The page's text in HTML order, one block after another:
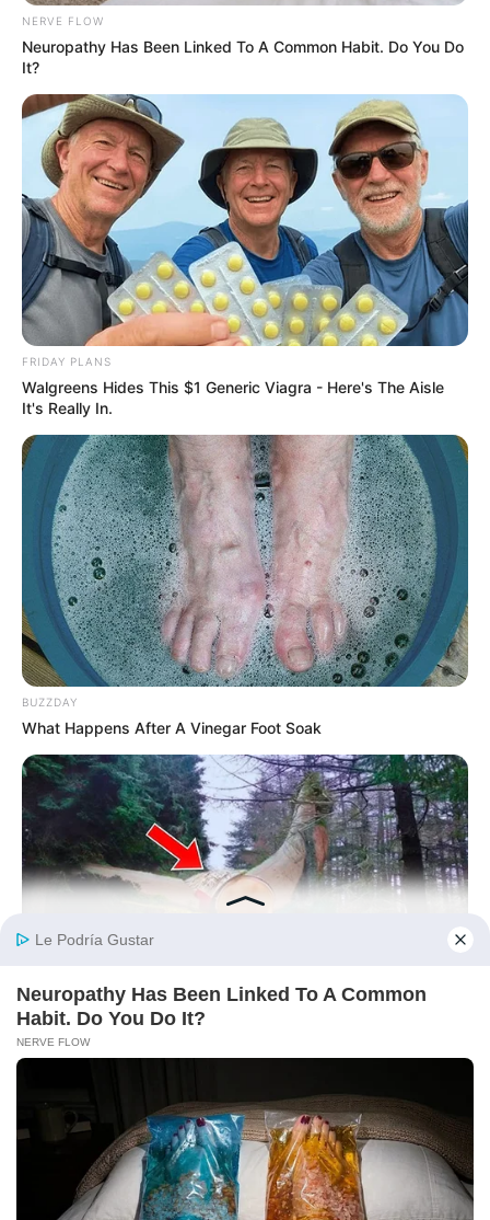
NERVE FLOW
Neuropathy Has Been Linked To A Common Habit. Do You Do
It?
FRIDAY PLANS
Walgreens Hides This $1 Generic Viagra - Here's The Aisle
It's Really In.
BUZZDAY
What Happens After A Vinegar Foot Soak
BUZZDAY
Giant Object Found In Forest Stuns Scientists